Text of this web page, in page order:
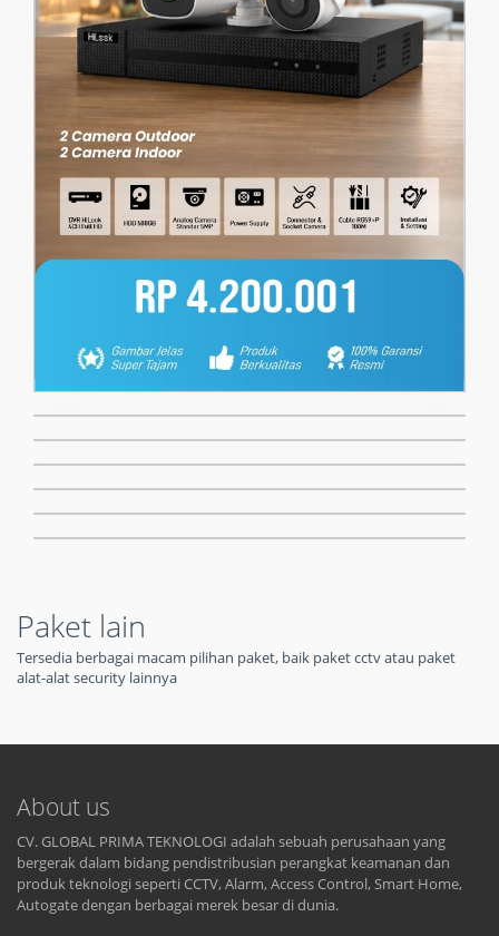
Paket lain
Tersedia berbagai macam pilihan paket, baik paket cctv atau paket
alat-alat security lainnya
About us
CV. GLOBAL PRIMA TEKNOLOGI adalah sebuah perusahaan yang
bergerak dalam bidang pendistribusian perangkat keamanan dan
produk teknologi seperti CCTV, Alarm, Access Control, Smart Home,
Autogate dengan berbagai merek besar di dunia.